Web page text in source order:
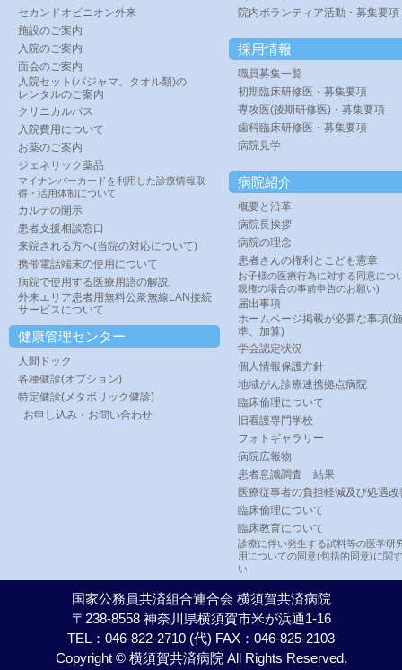
セカンドオピニオン外来
施設のご案内
入院のご案内
面会のご案内
入院セット(パジャマ、タオル類)の
レンタルのご案内
クリニカルパス
入院費用について
お薬のご案内
ジェネリック薬品
マイナンバーカードを利用した診療情報取
得・活用体制について
カルテの開示
患者支援相談窓口
来院される方へ(当院の対応について)
携帯電話端末の使用について
病院で使用する医療用語の解説
外来エリア患者用無料公衆無線LAN接続
サービスについて
健康管理センター
人間ドック
各種健診(オプション)
特定健診(メタボリック健診)
お申し込み・お問い合わせ
院内ボランティア活動・募集要項
採用情報
職員募集一覧
初期臨床研修医・募集要項
専攻医(後期研修医)・募集要項
歯科臨床研修医・募集要項
病院見学
病院紹介
概要と沿革
病院長挨拶
病院の理念
患者さんの権利とこども憲章
お子様の医療行為に対する同意につ
親権の場合の事前申告のお願い)
届出事項
ホームページ掲載が必要な事項(
準、加算)
学会認定状況
個人情報保護方針
地域がん診療連携拠点病院
臨床倫理について
旧看護専門学校
フォトギャラリー
病院広報物
患者意識調査 結果
医療従事者の負担軽減及び処遇改
臨床倫理について
臨床教育について
診療に伴い発生する試料等の医学研
用についての同意(包括的同意)に関
い
国家公務員共済組合連合会 横須賀共済病院
〒238-8558 神奈川県横須賀市米が浜通1-16
TEL：046-822-2710 (代) FAX：046-825-2103
Copyright © 横須賀共済病院 All Rights Reserved.